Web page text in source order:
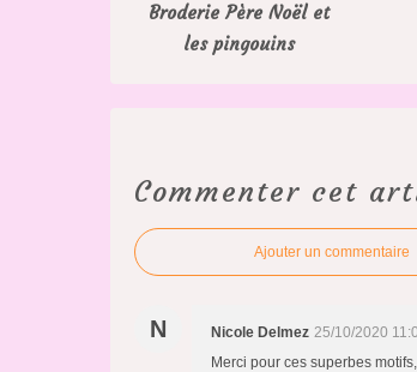
Broderie Père Noël et
les pingouins
Commenter cet
Ajouter un commentaire
N Nicole Delmez 25/10/2020
Merci pour ces superbes